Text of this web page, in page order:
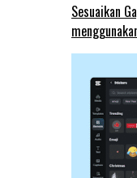
Sesuaikan